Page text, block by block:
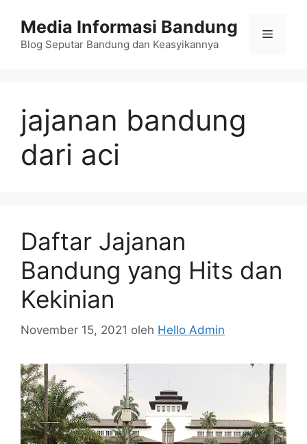
Media Informasi Bandung
Blog Seputar Bandung dan Keasyikannya
Menu
jajanan bandung
dari aci
Daftar Jajanan
Bandung yang Hits dan
Kekinian
November 15, 2021 oleh Hello Admin